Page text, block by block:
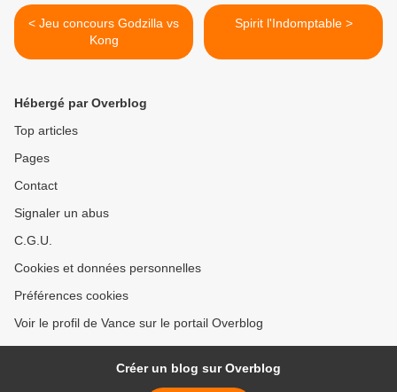
< Jeu concours Godzilla vs
Kong
Spirit l'Indomptable >
Hébergé par Overblog
Top articles
Pages
Contact
Signaler un abus
C.G.U.
Cookies et données personnelles
Préférences cookies
Voir le profil de Vance sur le portail Overblog
Créer un blog sur Overblog